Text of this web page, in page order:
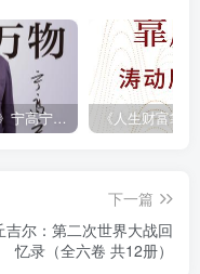
《三生万物》宁高宁（epub+mobi+azw3+pdf）
下一篇
吉尔：第二次世界大战回
忆录（全六卷 共12册）